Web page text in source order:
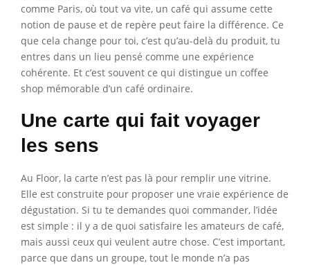
comme Paris, où tout va vite, un café qui assume cette
notion de pause et de repère peut faire la différence. Ce
que cela change pour toi, c’est qu’au-delà du produit, tu
entres dans un lieu pensé comme une expérience
cohérente. Et c’est souvent ce qui distingue un coffee
shop mémorable d’un café ordinaire.
Une carte qui fait voyager
les sens
Au Floor, la carte n’est pas là pour remplir une vitrine.
Elle est construite pour proposer une vraie expérience de
dégustation. Si tu te demandes quoi commander, l’idée
est simple : il y a de quoi satisfaire les amateurs de café,
mais aussi ceux qui veulent autre chose. C’est important,
parce que dans un groupe, tout le monde n’a pas